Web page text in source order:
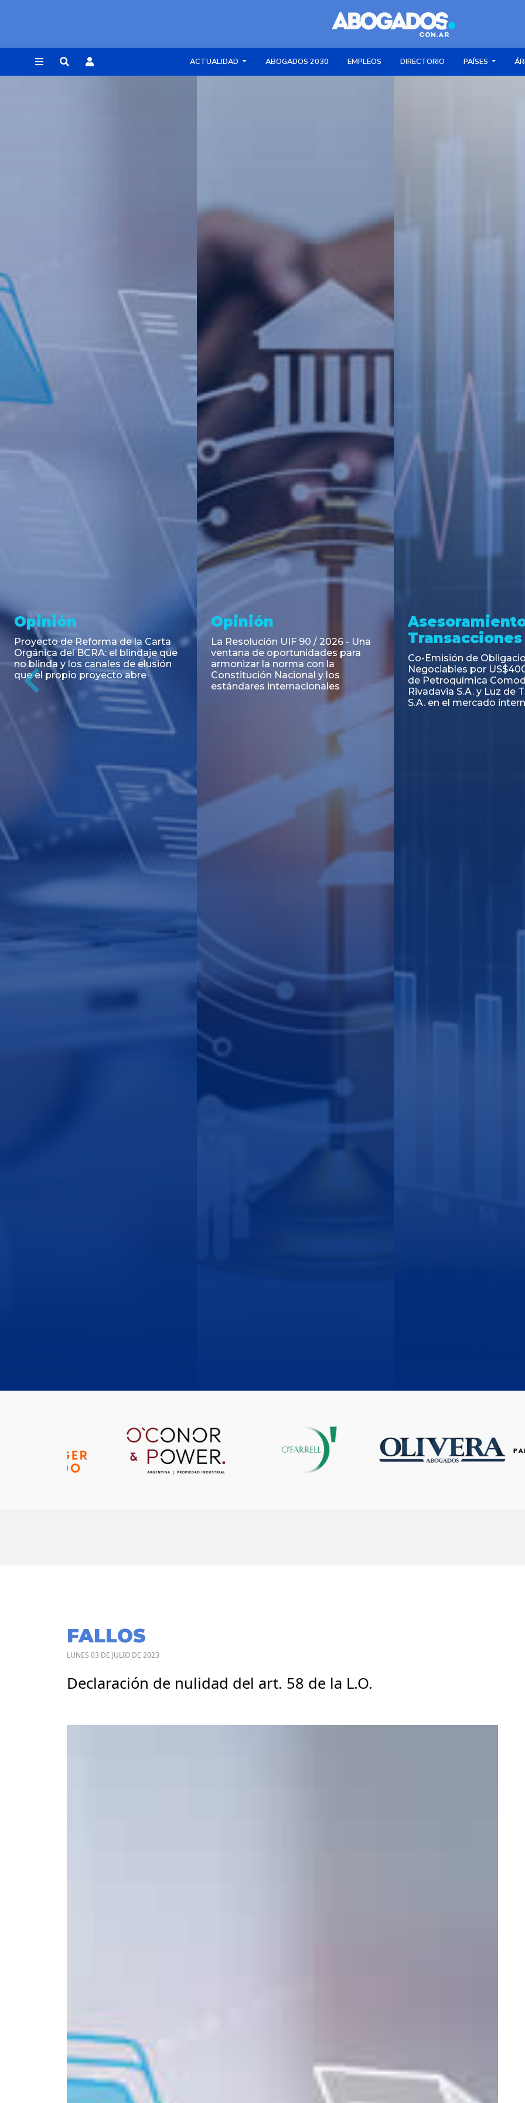
ACTUALIDAD ABOGADOS 2030 EMPLEOS DIRECTORIO PAÍSES
Noticia
RESOLUCIÓN 271/2026 de la
SECRETARIA DE COORDINACIÓN
DE PRODUCCIÓN: Actualización y
unificación de las advertencias
obligatorias en la publicidad de
juegos y apuestas en...
Asesoramiento y
Transacciones
Emisión de Obligaciones
Negociables Clase E de Central
Puerto S.A. por un Valor Nominal
de U$S 98.897.303
Transacciones
PAGBAM asesoró a
autorización para la
de los Certificados de
del Fideicomiso
Inmobiliario "Espacio
Previous
FALLOS
LUNES 03 DE JULIO DE 2023
Declaración de nulidad del art. 58 de la L.O.